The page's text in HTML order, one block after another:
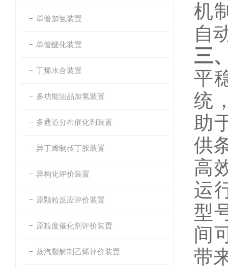
单管加氢装置
单管醚化装置
丁烯水合装置
多功能油品加氢装置
多通道分布催化剂装置
异丁烯制叔丁胺装置
异构化评价装置
原颗粒反应评价装置
原粒度催化剂评价装置
蒸汽裂解制乙烯评价装置
机
自
三
平
统
助
供
高
运
型
间
带